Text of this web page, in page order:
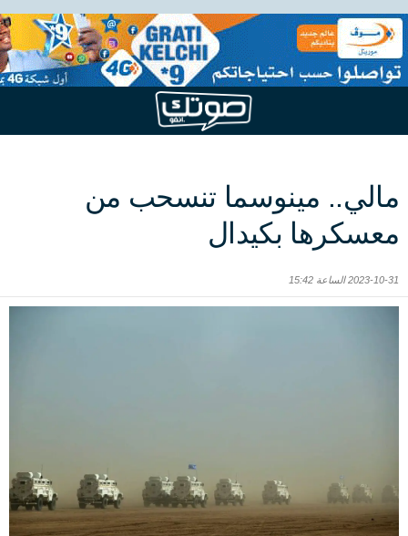
مالي.. مينوسما تنسحب من
معسكرها بكيدال
2023-10-31 الساعة 15:42